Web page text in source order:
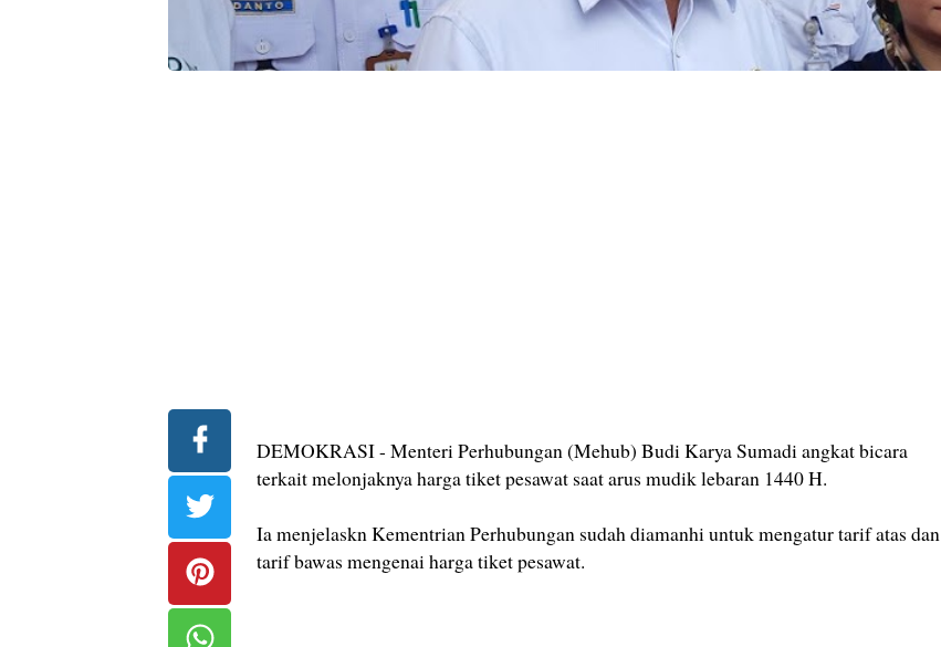
DEMOKRASI - Menteri Perhubungan (Mehub) Budi Karya Sumadi angkat bicara
terkait melonjaknya harga tiket pesawat saat arus mudik lebaran 1440 H.
Ia menjelaskn Kementrian Perhubungan sudah diamanhi untuk mengatur tarif atas dan
tarif bawas mengenai harga tiket pesawat.